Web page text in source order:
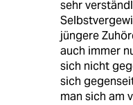
sehr
jüngere
auch immer
sich nicht
sich
man sich am